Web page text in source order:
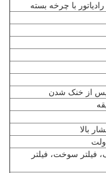
با چرخه بسته
پس از خنک شدن
بالا
فیلتر سوخت، فیلتر